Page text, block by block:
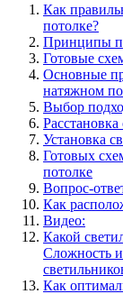
Как
потолке?
Принципы
Готовые
Основные
натяжном
Выбор
Установка
Готовых
потолке
Вопрос-
Как
Видео:
Какой
Сложность
Как